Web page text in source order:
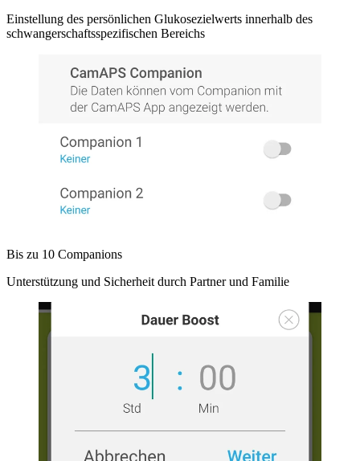
Einstellung des persönlichen Glukosezielwerts innerhalb des
schwangerschaftsspezifischen Bereichs
Bis zu 10 Companions
Unterstützung und Sicherheit durch Partner und Familie